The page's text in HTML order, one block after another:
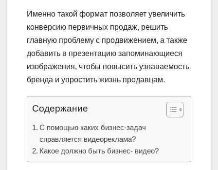
Именно такой формат позволяет увеличить
конверсию первичных продаж, решить
главную проблему с продвижением, а также
добавить в презентацию запоминающиеся
изображения, чтобы повысить узнаваемость
бренда и упростить жизнь продавцам.
Содержание
С помощью каких бизнес-задач
справляется видеореклама?
Какое должно быть бизнес- видео?